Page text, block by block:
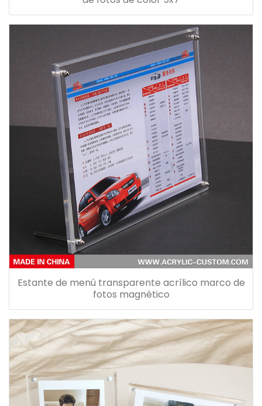
Estante de menú transparente acrílico marco de
fotos magnético